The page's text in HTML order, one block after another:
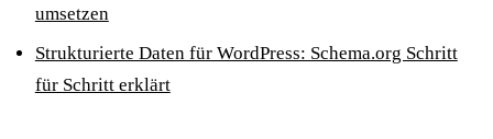
umsetzen
Strukturierte Daten für WordPress: Schema.org Schritt
für Schritt erklärt